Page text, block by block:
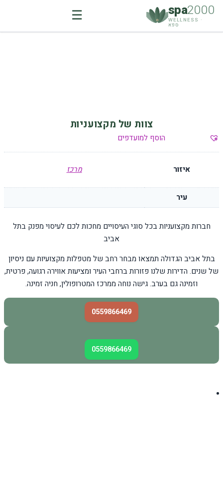
spa2000
WELLNESS ·
ספא ☰
צוות של מקצועניות
הוסף למועדפים
איזור מרכז
עיר
חברות מקצועניות בכל סוגי העיסויים מחכות לכם לעיסוי מפנק בתל
אביב
בתל אביב הגדולה תמצאו מבחר רחב של מטפלות מקצועיות עם ניסיון
של שנים. הדירות שלנו פזורות ברחבי העיר ומציעות אווירה רגועה, פרטית,
וזמינה גם בערב. גישה נוחה ממרכז המטרופולין, חניה זמינה.
0559866469
0559866469